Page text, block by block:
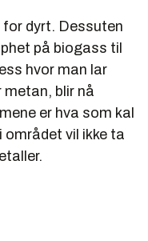
for dyrt. Dessuten
på biogass til
hvor man lar
blir nå
er hva som kal
området vil ikke ta